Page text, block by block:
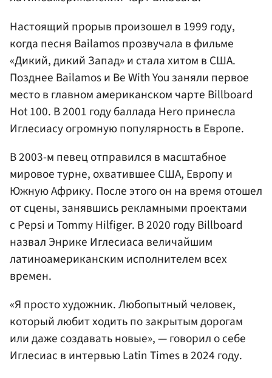
Настоящий прорыв произошел в 1999 году,
когда песня Bailamos прозвучала в фильме
«Дикий, дикий Запад» и стала хитом в США.
Позднее Bailamos и Be With You заняли первое
место в главном американском чарте Billboard
Hot 100. В 2001 году баллада Hero принесла
Иглесиасу огромную популярность в Европе.
В 2003-м певец отправился в масштабное
мировое турне, охватившее США, Европу и
Южную Африку. После этого он на время отошел
от сцены, занявшись рекламными проектами
с Pepsi и Tommy Hilfiger. В 2020 году Billboard
назвал Энрике Иглесиаса величайшим
латиноамериканским исполнителем всех
времен.
«Я просто художник. Любопытный человек,
который любит ходить по закрытым дорогам
или даже создавать новые», — говорил о себе
Иглесиас в интервью Latin Times в 2024 году.